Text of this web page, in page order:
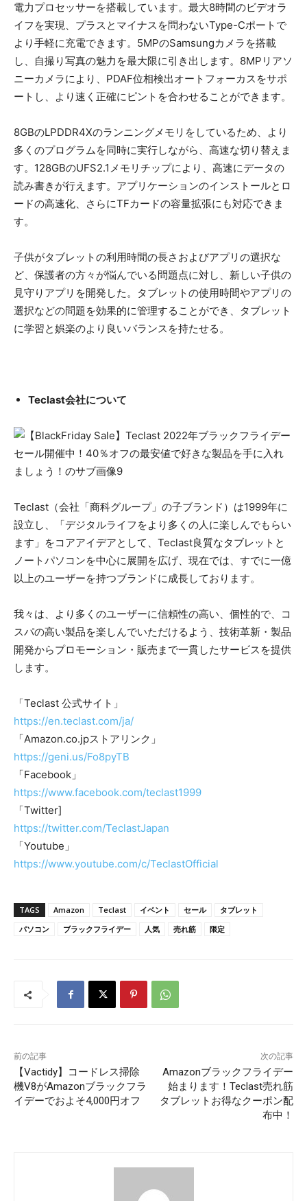
電力プロセッサーを搭載しています。最大8時間のビデオラ
イフを実現、プラスとマイナスを問わないType-Cポートで
より手軽に充電できます。5MPのSamsungカメラを搭載
し、自撮り写真の魅力を最大限に引き出します。8MPリアソ
ニーカメラにより、PDAF位相検出オートフォーカスをサポ
ートし、より速く正確にピントを合わせることができます。
8GBのLPDDR4Xのランニングメモリをしているため、より
多くのプログラムを同時に実行しながら、高速な切り替えま
す。128GBのUFS2.1メモリチップにより、高速にデータの
読み書きが行えます。アプリケーションのインストールとロ
ードの高速化、さらにTFカードの容量拡張にも対応できま
す。
子供がタブレットの利用時間の長さおよびアプリの選択な
ど、保護者の方々が悩んでいる問題点に対し、新しい子供の
見守りアプリを開発した。タブレットの使用時間やアプリの
選択などの問題を効果的に管理することができ、タブレット
に学習と娯楽のより良いバランスを持たせる。
Teclast会社について
Teclast（会社「商科グループ」の子ブランド）は1999年に
設立し、「デジタルライフをより多くの人に楽しんでもらい
ます」をコアアイデアとして、Teclast良質なタブレットと
ノートパソコンを中心に展開を広げ、現在では、すでに一億
以上のユーザーを持つブランドに成長しております。
我々は、より多くのユーザーに信頼性の高い、個性的で、コ
スパの高い製品を楽しんでいただけるよう、技術革新・製品
開発からプロモーション・販売まで一貫したサービスを提供
します。
「Teclast 公式サイト」
https://en.teclast.com/ja/
「Amazon.co.jpストアリンク」
https://geni.us/Fo8pyTB
「Facebook」
https://www.facebook.com/teclast1999
「Twitter]
https://twitter.com/TeclastJapan
「Youtube」
https://www.youtube.com/c/TeclastOfficial
TAGS Amazon Teclast イベント セール
タブレット
パソコン
ブラックフライデー 人気 売れ筋 限定
前の記事
【Vactidy】コードレス掃除
機V8がAmazonブラックフラ
イデーでおよそ4,000円オフ
次の記事
Amazonブラックフライデー
始まります！Teclast売れ筋
タブレットお得なクーポン配
布中！